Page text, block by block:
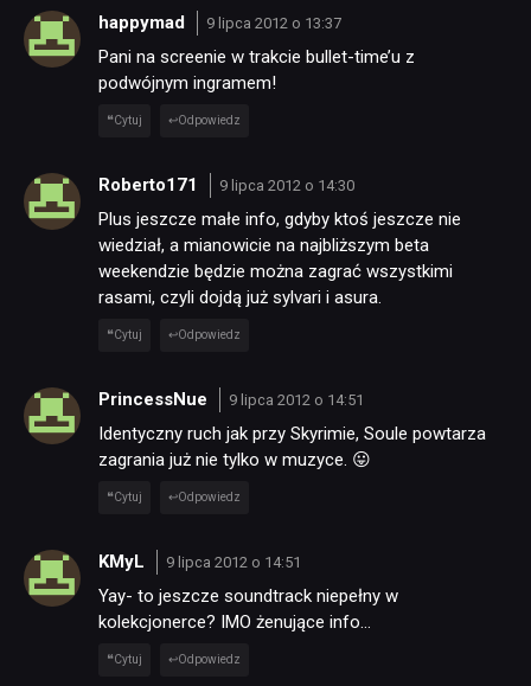
happymad 9 lipca 2012 o 13:37
Pani na screenie w trakcie bullet-time’u z
podwójnym ingramem!
Cytuj Odpowiedz
Roberto171 9 lipca 2012 o 14:30
Plus jeszcze małe info, gdyby ktoś jeszcze nie
wiedział, a mianowicie na najbliższym beta
weekendzie będzie można zagrać wszystkimi
rasami, czyli dojdą już sylvari i asura.
Cytuj Odpowiedz
PrincessNue 9 lipca 2012 o 14:51
Identyczny ruch jak przy Skyrimie, Soule powtarza
zagrania już nie tylko w muzyce. 😛
Cytuj Odpowiedz
KMyL 9 lipca 2012 o 14:51
Yay- to jeszcze soundtrack niepełny w
kolekcjonerce? IMO żenujące info…
Cytuj Odpowiedz